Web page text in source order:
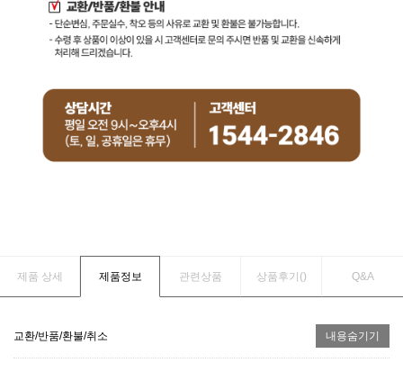
제품 상세 제품정보 관련상품 상품후기() Q&A
교환/반품/환불/취소 내용숨기기